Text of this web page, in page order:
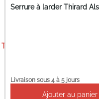
Serrure à larder Thirard
Livraison sous 4 à 5 jours
Ajouter au panier